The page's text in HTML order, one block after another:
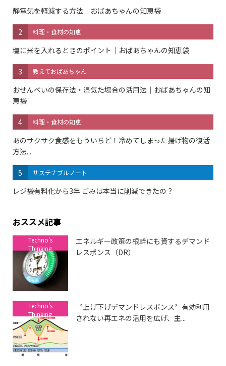
静電気を軽減する方法｜おばあちゃんの知恵袋
2 料理・食材の知恵
塩に米を入れるときのポイント｜おばあちゃんの知恵袋
3 教えておばあちゃん
おせんべいの保存法・湿気た場合の活用法｜おばあちゃんの知
恵袋
4 料理・食材の知恵
あのサクサク食感をもういちど！冷めてしまった揚げ物の復活
方法...
5 サステナブルノート
レジ袋有料化から3年 ごみは本当に削減できたの？
おススメ記事
Techno's
Thinking
エネルギー政策の根幹にも資するデマンド
レスポンス（DR）
Techno's
Thinking
〝上げ下げデマンドレスポンス〞有効利用
されない再エネの活用を広げ、主...